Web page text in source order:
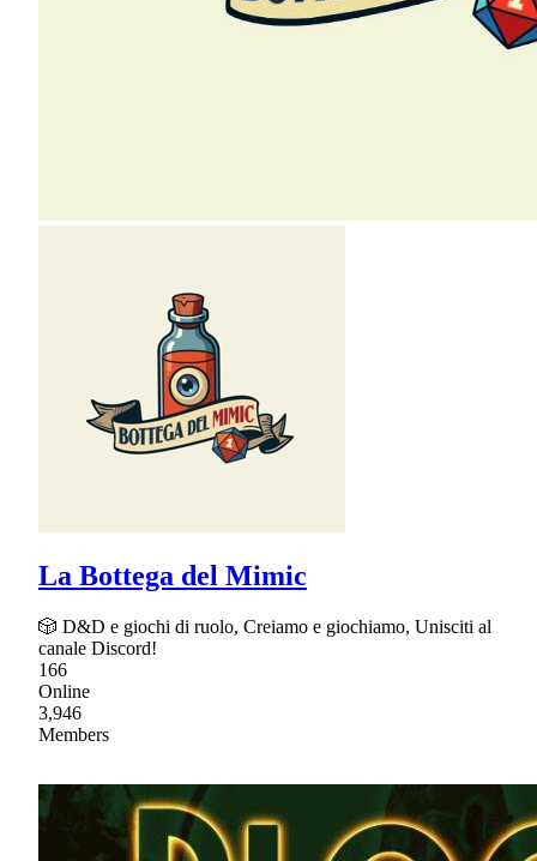
La Bottega del Mimic
🎲 D&D e giochi di ruolo, Creiamo e giochiamo, Unisciti al
canale Discord!
166
Online
3,946
Members